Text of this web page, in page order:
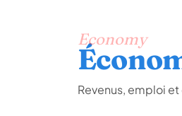
Economy
Revenus, emploi